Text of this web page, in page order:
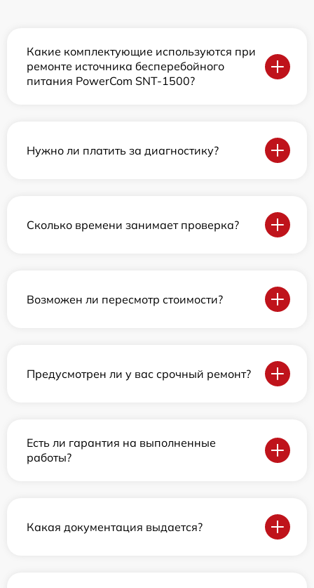
Какие комплектующие используются при
ремонте источника бесперебойного
питания PowerCom SNT-1500?
Нужно ли платить за диагностику?
Сколько времени занимает проверка?
Возможен ли пересмотр стоимости?
Предусмотрен ли у вас срочный ремонт?
Есть ли гарантия на выполненные
работы?
Какая документация выдается?